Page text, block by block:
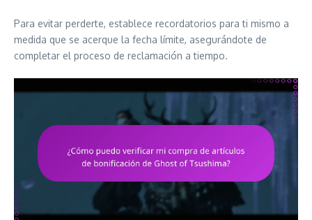
Para evitar perderte, establece recordatorios para ti mismo a
medida que se acerque la fecha límite, asegurándote de
completar el proceso de reclamación a tiempo.